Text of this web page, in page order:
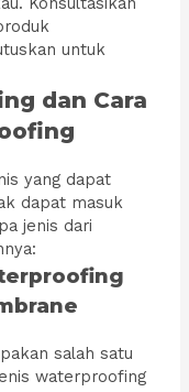
untuk
dan Cara
yang dapat
dapat masuk
jenis dari
salah satu
waterproofing